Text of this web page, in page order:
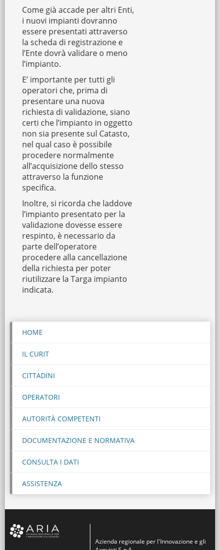
Come già accade per altri Enti,
i nuovi impianti dovranno
essere presentati attraverso
la scheda di registrazione e
l’Ente dovrà validare o meno
l’impianto.
E’ importante per tutti gli
operatori che, prima di
presentare una nuova
richiesta di validazione, siano
certi che l’impianto in oggetto
non sia presente sul Catasto,
nel qual caso è possibile
procedere normalmente
all’acquisizione dello stesso
attraverso la funzione
specifica.
Inoltre, si ricorda che laddove
l’impianto presentato per la
validazione dovesse essere
respinto, è necessario da
parte dell’operatore
procedere alla cancellazione
della richiesta per poter
riutilizzare la Targa impianto
indicata.
HOME
IL CURIT
CITTADINI
OPERATORI
AUTORITÀ COMPETENTI
DOCUMENTAZIONE E NORMATIVA
CONSULTA I DATI
ASSISTENZA
Azienda regionale per l'Innovazione e gli